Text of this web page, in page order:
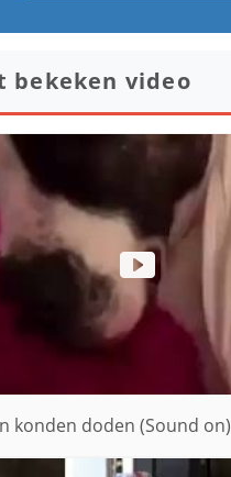
bekeken video
konden doden (Sound on)